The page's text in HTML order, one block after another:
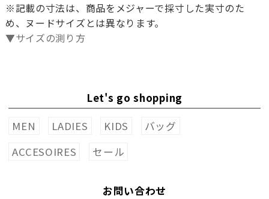
※記載の寸法は、商品をメジャーで採寸した実寸のた
め、ヌードサイズとは異なります。
▼サイズの測り方
Let's go shopping
MEN
LADIES KIDS
バッグ
ACCESOIRES
セール
お問い合わせ